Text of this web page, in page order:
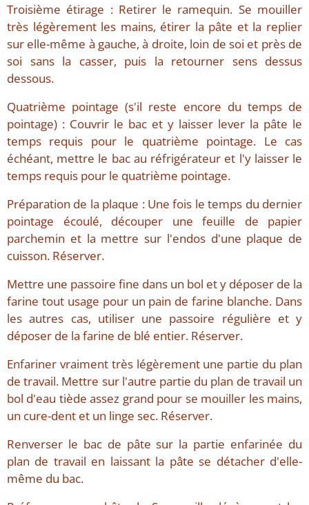
Troisième étirage : Retirer le ramequin. Se mouiller
très légèrement les mains, étirer la pâte et la replier
sur elle-même à gauche, à droite, loin de soi et près de
soi sans la casser, puis la retourner sens dessus
dessous.
Quatrième pointage (s'il reste encore du temps de
pointage) : Couvrir le bac et y laisser lever la pâte le
temps requis pour le quatrième pointage. Le cas
échéant, mettre le bac au réfrigérateur et l'y laisser le
temps requis pour le quatrième pointage.
Préparation de la plaque : Une fois le temps du dernier
pointage écoulé, découper une feuille de papier
parchemin et la mettre sur l'endos d'une plaque de
cuisson. Réserver.
Mettre une passoire fine dans un bol et y déposer de la
farine tout usage pour un pain de farine blanche. Dans
les autres cas, utiliser une passoire régulière et y
déposer de la farine de blé entier. Réserver.
Enfariner vraiment très légèrement une partie du plan
de travail. Mettre sur l'autre partie du plan de travail un
bol d'eau tiède assez grand pour se mouiller les mains,
un cure-dent et un linge sec. Réserver.
Renverser le bac de pâte sur la partie enfarinée du
plan de travail en laissant la pâte se détacher d'elle-
même du bac.